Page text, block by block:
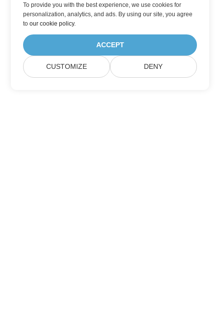
To provide you with the best experience, we use cookies for
personalization, analytics, and ads. By using our site, you agree
toour cookie policy.
ACCEPT
CUSTOMIZE DENY